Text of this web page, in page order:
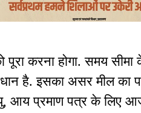
करना होगा. समय सीमा
है. इसका असर मील का
आय प्रमाण पत्र के